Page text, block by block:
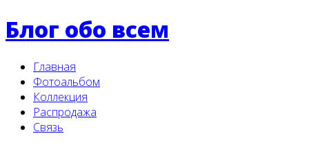
Блог обо всем
Главная
Фотоальбом
Коллекция
Распродажа
Связь